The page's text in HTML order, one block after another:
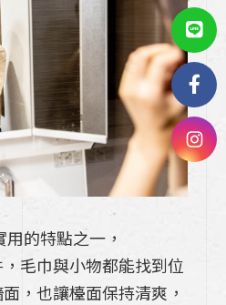
的特點之一，
毛巾與小物都能找到位
，也讓檯面保持清爽，